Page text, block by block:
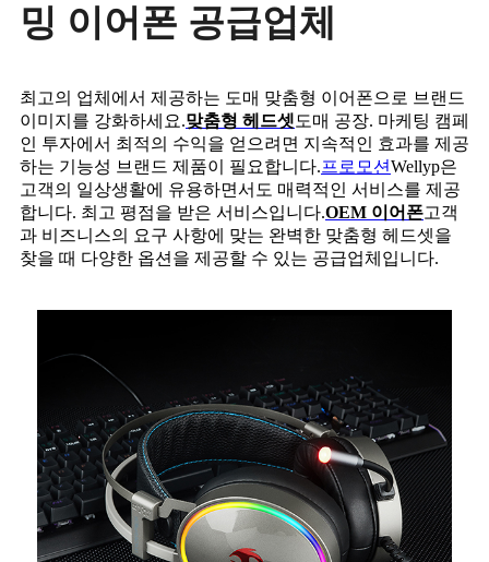
밍 이어폰 공급업체
최고의 업체에서 제공하는 도매 맞춤형 이어폰으로 브랜드
이미지를 강화하세요.맞춤형 헤드셋도매 공장. 마케팅 캠페
인 투자에서 최적의 수익을 얻으려면 지속적인 효과를 제공
하는 기능성 브랜드 제품이 필요합니다.프로모션Wellyp은
고객의 일상생활에 유용하면서도 매력적인 서비스를 제공
합니다. 최고 평점을 받은 서비스입니다.OEM 이어폰고객
과 비즈니스의 요구 사항에 맞는 완벽한 맞춤형 헤드셋을
찾을 때 다양한 옵션을 제공할 수 있는 공급업체입니다.